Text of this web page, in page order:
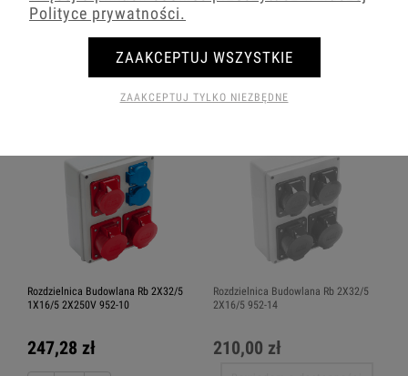
92,00 zł
Powiadom o dostępności
Rozdzielnica Budowlana Rb 2X32/5
1X16/5 2X250V 952-10
247,28 zł
Rozdzielnica Budowlana Rb 2X32/5
2X16/5 952-14
210,00 zł
Polityce prywatności.
ZAAKCEPTUJ TYLKO NIEZBĘDNE
ZAAKCEPTUJ WSZYSTKIE